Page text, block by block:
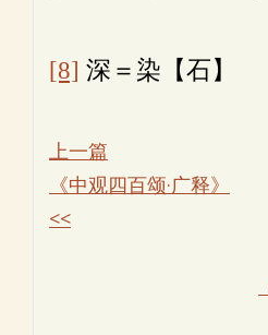
[8] 深＝染【石】
上一篇
《中观四百颂·广释》
<<